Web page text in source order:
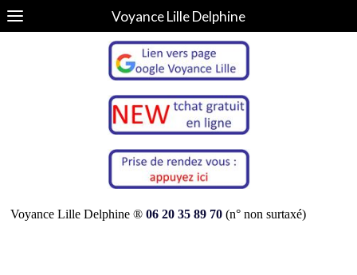
Voyance Lille Delphine
Voyance Lille Delphine ® 06 20 35 89 70 (n° non surtaxé)